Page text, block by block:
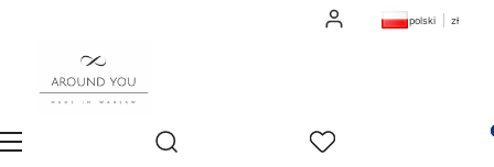
Zaloguj siępolski zł
Sklep Otwórz wyszukiwarkę
Szukaj Ulubione